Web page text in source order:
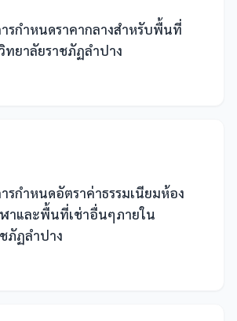
ารกำหนดราคากลางสำหรับพื้นที่
ทยาลัยราชภัฏลำปาง
รกำหนดอัตราค่าธรรมเนียมห้อง
าและพื้นที่เช่าอื่นๆภายใน
ภัฏลำปาง